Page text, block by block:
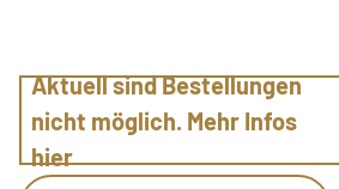
Aktuell sind Bestellungen
nicht möglich. Mehr Infos
hier